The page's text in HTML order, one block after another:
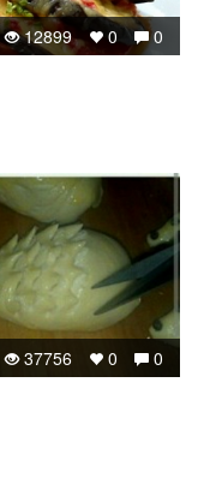
0
0
12899
0
0
37756